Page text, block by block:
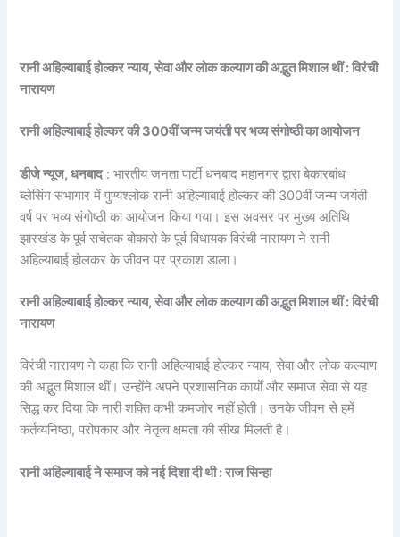
रानी अहिल्याबाई होल्कर न्याय, सेवा और लोक कल्याण की अद्भुत मिशाल थीं : विरंची
नारायण
रानी अहिल्याबाई होल्कर की 300वीं जन्म जयंती पर भव्य संगोष्ठी का आयोजन
डीजे न्यूज, धनबाद: भारतीय जनता पार्टी धनबाद महानगर द्वारा बेकारबांध
ब्लेसिंग सभागार में पुण्यश्लोक रानी अहिल्याबाई होल्कर की 300वीं जन्म जयंती
वर्ष पर भव्य संगोष्ठी का आयोजन किया गया। इस अवसर पर मुख्य अतिथि
झारखंड के पूर्व सचेतक बोकारो के पूर्व विधायक विरंची नारायण ने रानी
अहिल्याबाई होलकर के जीवन पर प्रकाश डाला।
रानी अहिल्याबाई होल्कर न्याय, सेवा और लोक कल्याण की अद्भुत मिशाल थीं : विरंची
नारायण
विरंची नारायण ने कहा कि रानी अहिल्याबाई होल्कर न्याय, सेवा और लोक कल्याण
की अद्भुत मिशाल थीं। उन्होंने अपने प्रशासनिक कार्यों और समाज सेवा से यह
सिद्ध कर दिया कि नारी शक्ति कभी कमजोर नहीं होती। उनके जीवन से हमें
कर्तव्यनिष्ठा, परोपकार और नेतृत्व क्षमता की सीख मिलती है।
रानी अहिल्याबाई ने समाज को नई दिशा दी थी : राज सिन्हा